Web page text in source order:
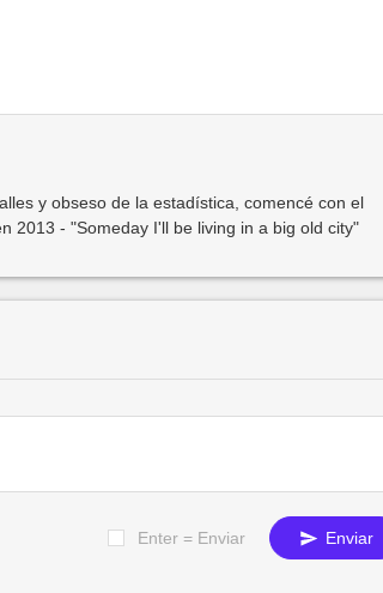
y obseso de la estadística, comencé con el
2013 - "Someday I'll be living in a big old city"
Enter = Enviar Enviar